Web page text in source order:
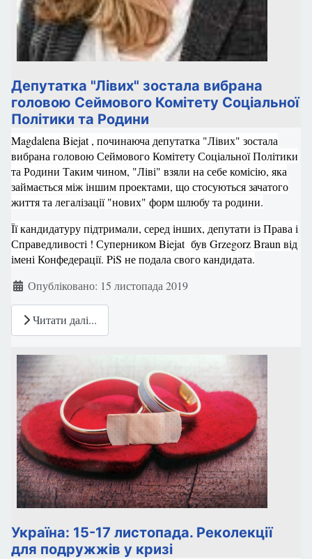
Депутатка "Лівих" зостала вибрана
головою Сеймового Комітету Соціальної
Політики та Родини
Magdalena Biejat , починаюча депутатка "Лівих" зостала
вибрана головою Сеймового Комітету Соціальної Політики
та Родини Таким чином, "Ліві" взяли на себе комісію, яка
займається між іншим проектами, що стосуються зачатого
життя та легалізації "нових" форм шлюбу та родини.
Її кандидатуру підтримали, серед інших, депутати із Права і
Справедливості ! Суперником Biejat був Grzegorz Braun від
імені Конфедерації. PiS не подала свого кандидата.
ДеталіОпубліковано: 15 листопада 2019
Читати далі...
Україна: 15-17 листопада. Реколекції
для подружжів у кризі